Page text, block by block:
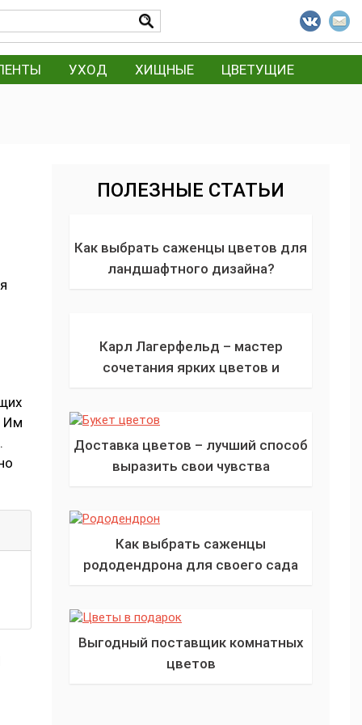
УХОД ХИЩНЫЕ ЦВЕТУЩИЕ
Им
ПОЛЕЗНЫЕ СТАТЬИ
Как выбрать саженцы цветов для
ландшафтного дизайна?
Карл Лагерфельд – мастер
сочетания ярких цветов и
Доставка цветов – лучший способ
выразить свои чувства
Как выбрать саженцы
рододендрона для своего сада
Выгодный поставщик комнатных
цветов